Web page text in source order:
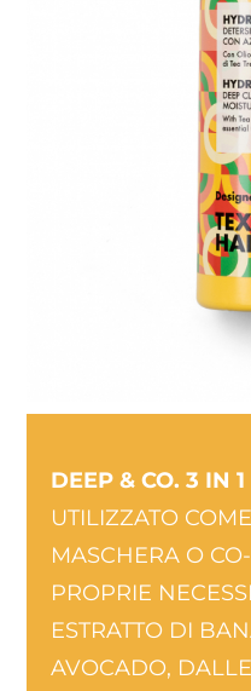
DEEP & CO. 3 IN 1
UTILIZZATO
MASCHERA O
PROPRIE
ESTRATTO DI
AVOCADO,